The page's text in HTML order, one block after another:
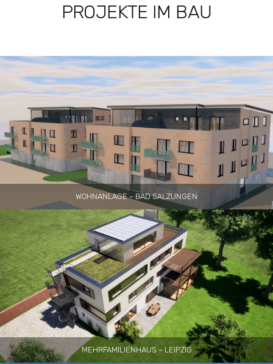
PROJEKTE IM BAU
WOHNANLAGE – BAD SALZUNGEN
MEHRFAMILIENHAUS – LEIPZIG